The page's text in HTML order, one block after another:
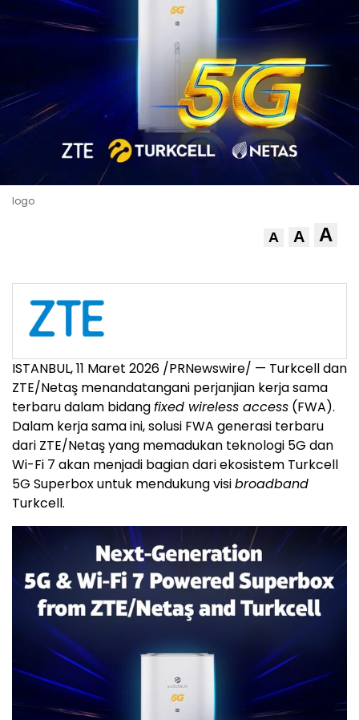
logo
A A A
ISTANBUL,11 Maret 2026 /PRNewswire/ — Turkcell dan
ZTE/Netaş menandatangani perjanjian kerja sama
terbaru dalam bidangfixed wireless access (FWA).
Dalam kerja sama ini, solusi FWA generasi terbaru
dari ZTE/Netaş yang memadukan teknologi 5G dan
Wi-Fi 7 akan menjadi bagian dari ekosistem Turkcell
5G Superbox untuk mendukung visibroadband
Turkcell.